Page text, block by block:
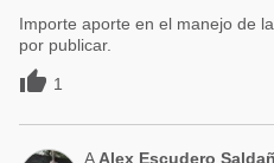
Importe aporte en el manejo de
por publicar.
 1
A Alex Escudero